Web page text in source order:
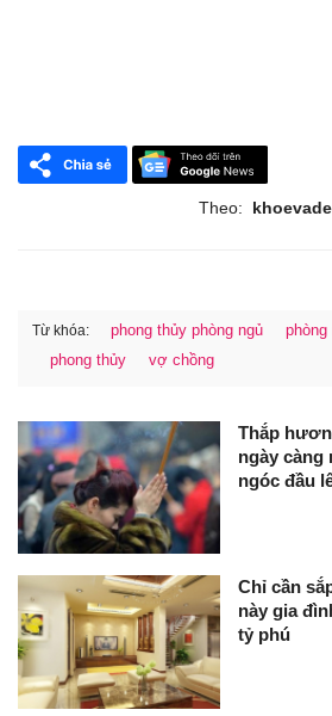
Theo:
Từ khóa: phong thủy phòng ngủ phòng
phong thủy
vợ chồng
Thắp
ngày càng
ngóc đầu
Chỉ cần
này gia
tỷ phú